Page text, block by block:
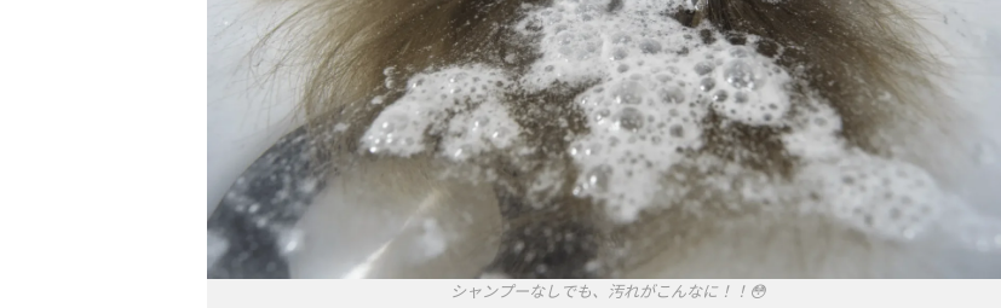
シャンプーなしでも、汚れがこんなに！！😳